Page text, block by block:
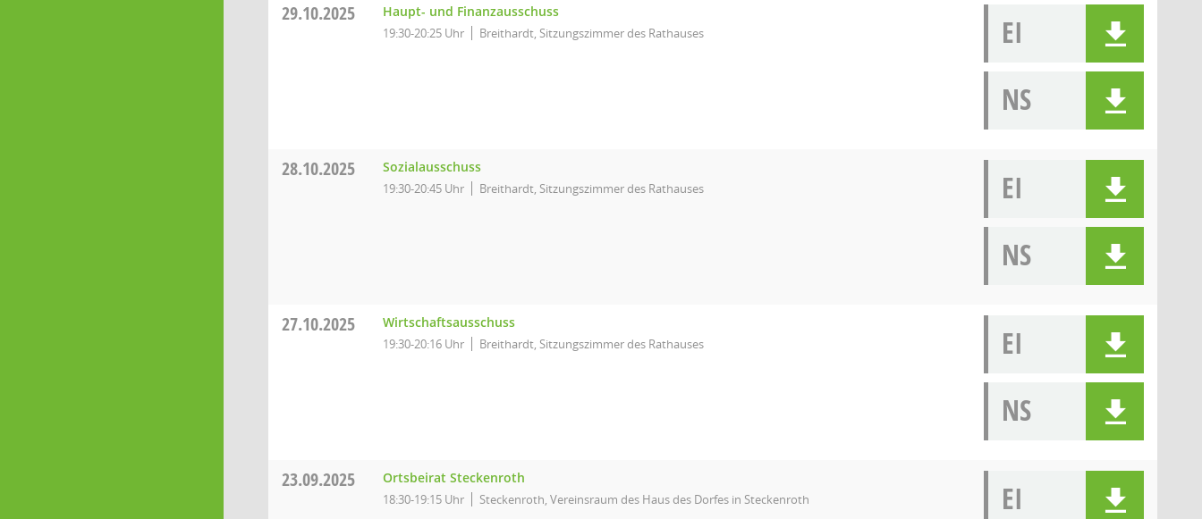
29.10.2025 Haupt- und Finanzausschuss
19:30-20:25 Uhr Breithardt, Sitzungszimmer des Rathauses
EI
NS
28.10.2025 Sozialausschuss
19:30-20:45 Uhr Breithardt, Sitzungszimmer des Rathauses
EI
NS
27.10.2025 Wirtschaftsausschuss
19:30-20:16 Uhr Breithardt, Sitzungszimmer des Rathauses
EI
NS
23.09.2025 Ortsbeirat Steckenroth
18:30-19:15 Uhr Steckenroth, Vereinsraum des Haus des Dorfes in Steckenroth EI